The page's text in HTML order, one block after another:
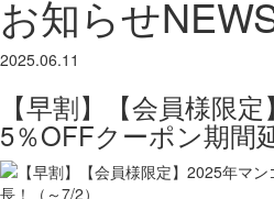
お知らせ
2025.06.11
【早割】【会員様限
5％OFFクーポン期間